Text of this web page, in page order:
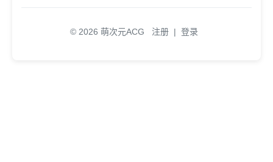
© 2026 萌次元ACG 注册 | 登录